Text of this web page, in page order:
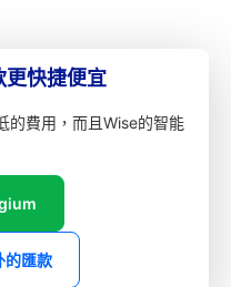
快捷便宜
的費用，而且Wise的智能
的匯款